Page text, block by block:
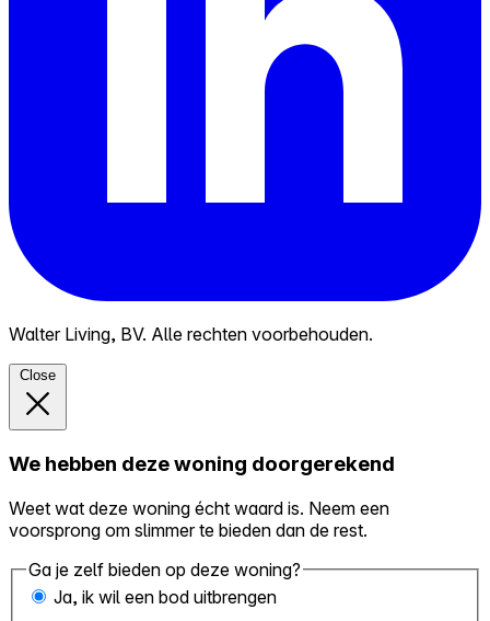
Walter Living, BV. Alle rechten voorbehouden.
Close
We hebben deze woning doorgerekend
Weet wat deze woning écht waard is. Neem een
voorsprong om slimmer te bieden dan de rest.
Ga je zelf bieden op deze woning?
Ja, ik wil een bod uitbrengen